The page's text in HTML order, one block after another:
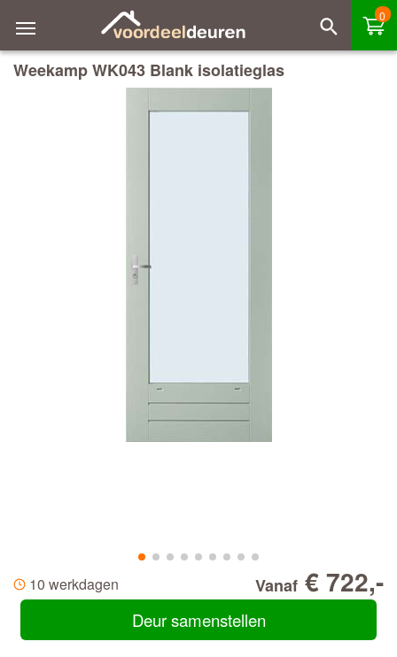
0
Weekamp WK043 Blank isolatieglas
10 werkdagen Vanaf € 722,-
Deur samenstellen